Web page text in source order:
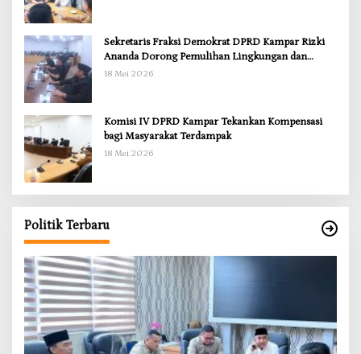
Sekretaris Fraksi Demokrat DPRD Kampar Rizki
Ananda Dorong Pemulihan Lingkungan dan
Kompensasi untuk Warga Sungai Tapung
18 Mei 2026
Komisi IV DPRD Kampar Tekankan Kompensasi
bagi Masyarakat Terdampak
18 Mei 2026
Politik Terbaru